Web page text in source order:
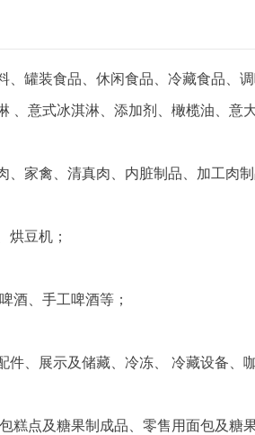
罐装食品、休闲食品、冷藏食品、
、意式冰淇淋、添加剂、橄榄油、意
家禽、清真肉、内脏制品、加工肉制
烘豆机；
酒、手工啤酒等；
、展示及储藏、冷冻、 冷藏设备、
糕点及糖果制成品、零售用面包及糖果